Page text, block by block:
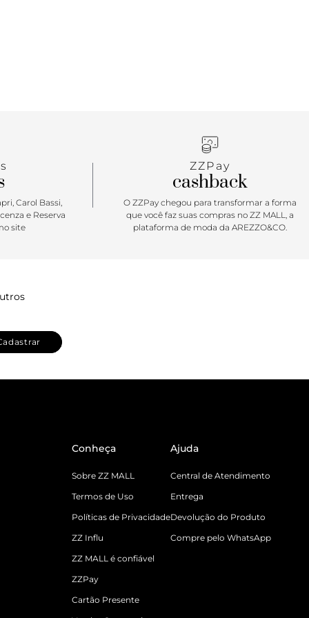
Carol Bassi,
e Reserva
site
ZZPay
cashback
O ZZPay chegou para transformar a forma
que você faz suas compras no ZZ MALL, a
plataforma de moda da AREZZO&CO.
Conheça
Sobre ZZ MALL
Termos de Uso
Políticas de Privacidade
ZZ Influ
ZZ MALL é confiável
ZZPay
Cartão Presente
Ajuda
Central de Atendimento
Entrega
Devolução do Produto
Compre pelo WhatsApp